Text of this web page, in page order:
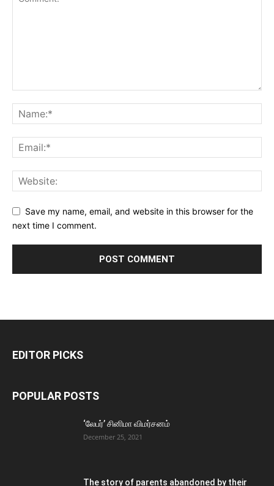
Save my name, email, and website in this browser for the
next time I comment.
EDITOR PICKS
POPULAR POSTS
‘லேபர்’ சினிமா விமர்சனம்
December 25, 2021
The story of parents abandoned by their